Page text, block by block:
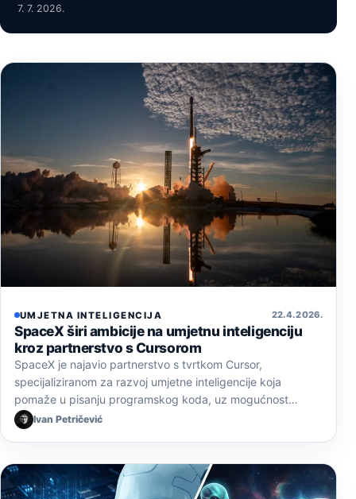
7. 7. 2026.
UMJETNA INTELIGENCIJA 22. 4. 2026.
SpaceX širi ambicije na umjetnu inteligenciju
kroz partnerstvo s Cursorom
SpaceX je najavio partnerstvo s tvrtkom Cursor,
specijaliziranom za razvoj umjetne inteligencije koja
pomaže u pisanju programskog koda, uz mogućnost…
Ivan Petričević